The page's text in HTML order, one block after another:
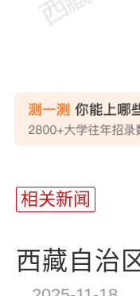
相关新闻
西藏自治